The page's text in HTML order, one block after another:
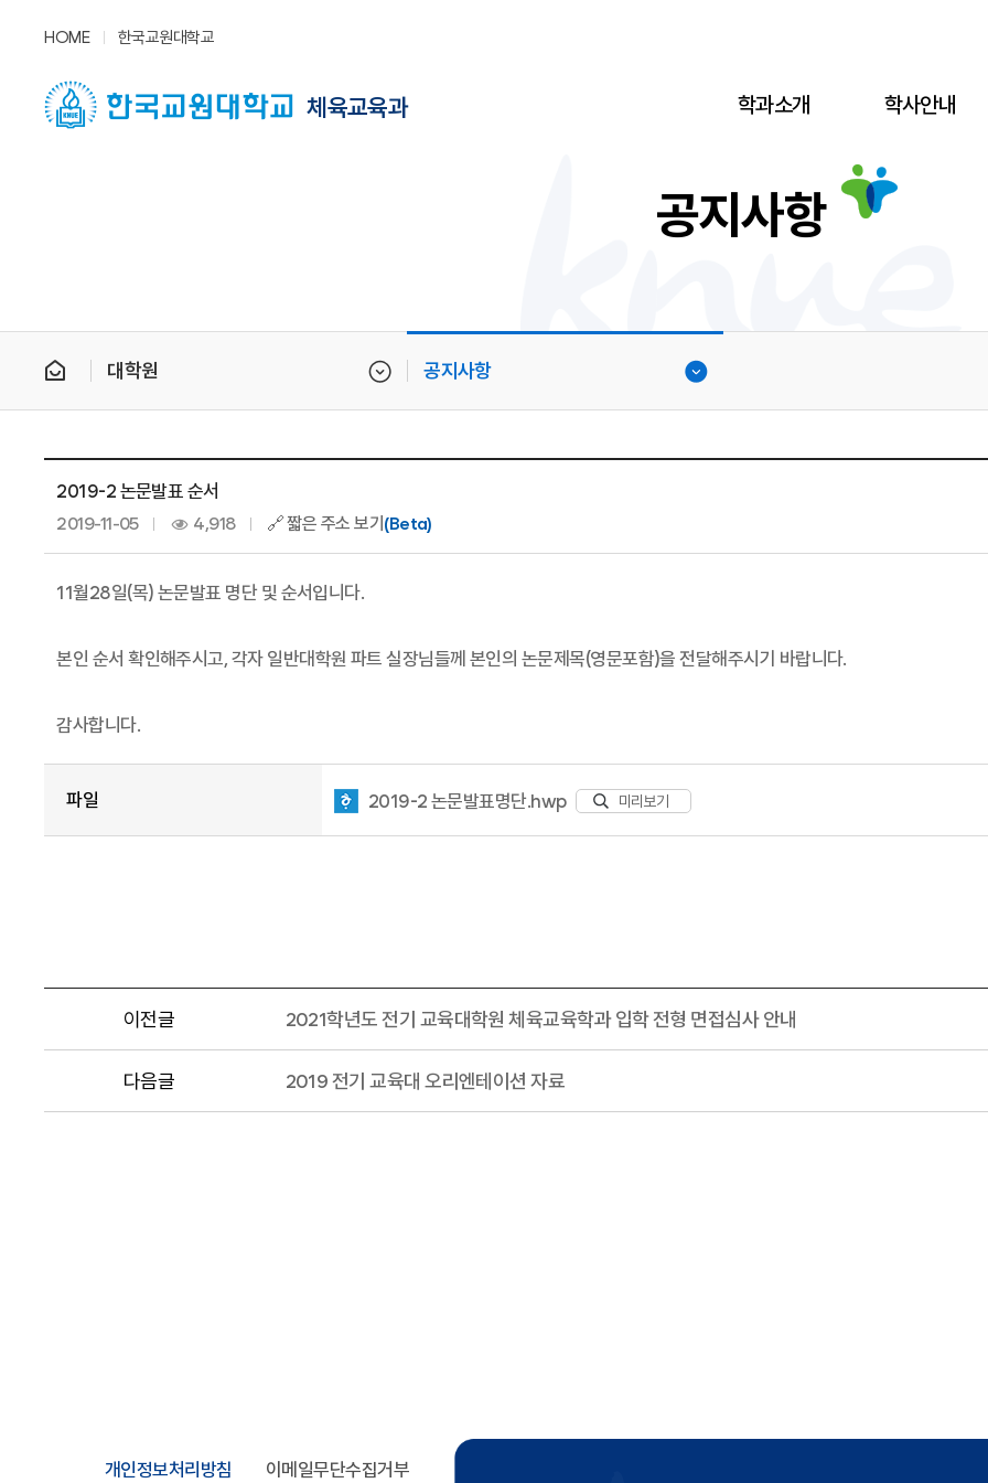
HOME 한국교원대학교
체육교육과 학과소개 학사안내
공지사항
대학원 공지사항
2019-2 논문발표 순서
2019-11-05 4,918 🔗 짧은 주소 보기 (Beta)
11월28일(목) 논문발표 명단 및 순서입니다.
본인 순서 확인해주시고, 각자 일반대학원 파트 실장님들께 본인의 논문제목(영문포함)을 전달해주시기 바랍니다.
감사합니다.
파일 2019-2 논문발표명단.hwp 미리보기
이전글 2021학년도 전기 교육대학원 체육교육학과 입학 전형 면접심사 안내
다음글 2019 전기 교육대 오리엔테이션 자료
개인정보처리방침 이메일무단수집거부